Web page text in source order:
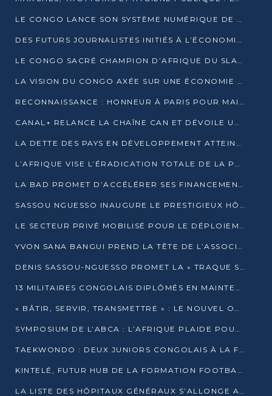
LE CONGO LANCE SON SYSTÈME NUMÉRIQUE DE VÉRIFICATION DU BOIS
DES FUTURS JOURNALISTES INITIÉS À L’ÉCONOMIE BLEUE DURABLE
LE CONGO SACRÉ CHAMPION D’AFRIQUE DU SLAM 2025
LA VISION DU CONGO AXÉE SUR UNE ÉCONOMIE BAS CARBONE AU RENDEZ-VOUS DE MONACO 2025
RECONNAISSANCE : HONNEUR À PARIS POUR MAIXENT RAOUL OMINGA
CANAL+ RELANCE LA CHAÎNE CAN ET DÉVOILE UNE OFFRE EXCEPTIONNELLE POUR DÉCEMBRE
LA DETTE DES PAYS EN DÉVELOPPEMENT ATTEINT UN SOMMET HISTORIQUE ENTRE 2022 ET 2024
L’AFRIQUE VISE L’ÉRADICATION TOTALE DE LA POLIOMYÉLITE D’ICI 2026
LA BAD PROMET D’ACCÉLÉRER SES FINANCEMENTS AVEC LE MINISTÈRE DE L’ASSAINISSEMENT
SASSOU NGUESSO INAUGURE LE PRESTIGIEUX HÔTEL KEMPINSKI BRAZZAVILLE
LE SECTEUR PRIVÉ MOBILISÉ POUR LE DÉPLOIEMENT DE 19 MINI-CENTRALES SOLAIRES
YVON SANA BANGUI PREND LA TÊTE DE L’ASSOCIATION DES BANQUES CENTRALES AFRICAINES
DENIS SASSOU-NGUESSO PROMET LA « TRAQUE SANS RELÂCHE » DU GRAND BANDITISME
13 MILITAIRES CONGOLAIS DIPLÔMÉS EN MAINTENANCE INDUSTRIELLE APRÈS TROIS ANS DE FORMATION À L’UNIVERSITÉ MARIEN-NGOUABI
« BÂTIR, SERVIR, TRANSMETTRE » : LE NOUVEL OUVRAGE QUI INTERPELLE LES COLLECTIVITÉS
SYMPOSIUM DE L’ABCA : L’AFRIQUE PLAIDE POUR UN FINANCEMENT CLIMATIQUE ÉQUITABLE
TAEKWONDO : DEUX JUNIORS CONGOLAIS À LA FINALE D’OPEN SYRIES 2025 À ABIDJAN
KINTELÉ, FUTUR HUB DE LA FORMATION FOOTBALLISTIQUE AFRICAINE ?
LA LISTE DES HÔPITAUX GÉNÉRAUX S’ALLONGE AU CONGO